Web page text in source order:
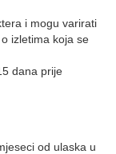
i mogu varirati
izletima koja se
dana prije
od ulaska u